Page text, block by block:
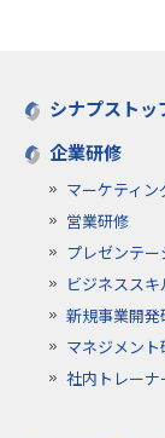
シナプストッ
企業研修
マーケティン
営業研修
プレゼンテ
ビジネスス
新規事業開発
マネジメント
社内トレーナ